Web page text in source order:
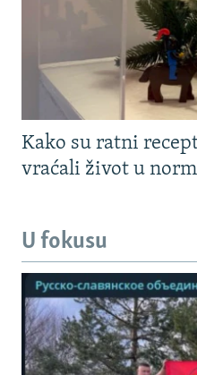
Kako su ratni
vraćali život u
U fokusu